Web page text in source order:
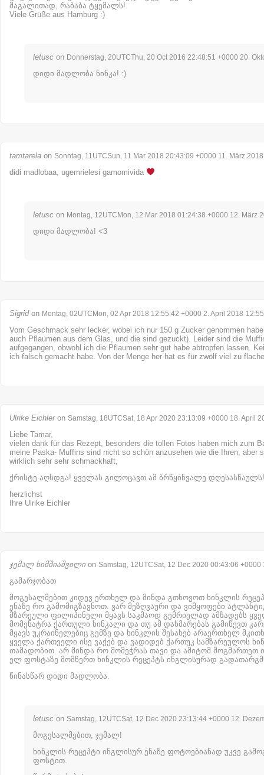
მაგალითად, რაბაბა ტყემალს!
Viele Grüße aus Hamburg :)
letusc on Donnerstag, 20UTCThu, 20 Oct 2016 22:48:51 +0000 20.
დიდი მადლობა ნინკა! :)
tamtarela on Sonntag, 11UTCSun, 11 Mar 2018 20:43:09 +0000 11. März 2018
didi madlobaa, ugemrielesi gamomivida
letusc on Montag, 12UTCMon, 12 Mar 2018 01:24:38 +0000 12. März
დიდი მადლობა! <3
Sigridon Montag, 02UTCMon, 02 Apr 2018 12:55:42 +0000 2. April 2018 12:55
Vom Geschmack sehr lecker, wobei ich nur 150 g Zucker genommen
auch Pflaumen aus dem Glas, und die sind gezuckt). Leider sind die
aufgegangen, obwohl ich die Pflaumen sehr gut habe abtropfen lassen.
ich falsch gemacht habe. Von der Menge her hat es für zwölf viel zu
Ulrike Eichleron Samstag, 18UTCSat, 18 Apr 2020 23:13:09 +0000 18. April
Liebe Tamar,
vielen dank für das Rezept, besonders die tollen Fotos haben mich zum
meine Paska- Muffins sind nicht so schön anzusehen wie die Ihren, aber
wirklich sehr sehr schmackhaft,
ქრისტე აღსდგა! ყველას გილოცავთ ამ ბრწყინვალე დღესასწაულს!
herzlichst
Ihre Ulrike Eichler
ჯემალ ხიმშიაშვილი on Samstag, 12UTCSat, 12 Dec 2020 00:43:06
გამარჯობათ
მოგესალმებით კიდევ ერთხელ და მინდა გთხოვოთ ხინკლის
ენაზე რო გამომიგზავნოთ. ვარ მეზღვაური და ვიმყოფები
მზარეული ფილიპინელი მყავს საკმაოდ გემრიელად ამზადებს
მომენატრა ქართული ხინკალი და თუ ამ დახმარებას გამიწევთ
მყავს უკრაინელებიც გემზე და ხინკლის შესახებ არაერთხელ
ყველა ქართველი ისე ვაქებ და ვადიდებ ქართუკ სამზარეულოს
თამადობით. არ მინდა რო მომეჭრას თავი და ამიტომ მოგმართეთ
ელ ფოსტაზე მომწერთ ხინკლის რეცეპტს ინგლისურად
წინასწარ დიდი მადლობა.
letusc on Samstag, 12UTCSat, 12 Dec 2020 23:13:44 +0000 12.
მოგესალმებით, ჯემალ!
ხინკლის რეცეპტი ინგლისურ ენაზე ფოტოებიანად უკვე
ფოსტით.